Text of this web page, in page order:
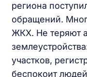
региона
обращений.
ЖКХ. Не теряют
участков,
беспокоит